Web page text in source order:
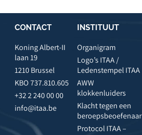
CONTACT
Koning Albert-II
laan 19
1210 Brussel
KBO 737.810.605
+32 2 240 00 00
info@itaa.be
INSTITUUT
Organigram
Logo’s ITAA /
Ledenstempel ITAA
AWW
klokkenluiders
Klacht tegen een
beroepsbeoefenaar
Protocol ITAA –